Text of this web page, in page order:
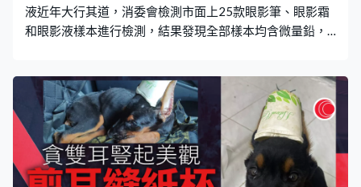
液近年大行其道，消委會檢測市面上25款眼影筆、眼影霜
和眼影液樣本進行檢測，結果發現全部樣本均含微量鉛，
榜妝效可以維持數小時至24小時不等。樣本售價介乎每支
或瓶60元至360元不等；若以每克（或毫升）計，售價由
15元至211元不等，相差達13倍，當中又以筆狀產品樣本
的售價最高，每克平均約為160元。樣本中，有5款總評獲
滿分5分，當中「excel」的柔滑亮彩眼影筆僅售109元。